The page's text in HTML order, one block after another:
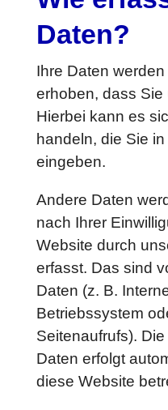
Daten?
Ihre Daten
erhoben, dass Sie
Hierbei kann es
handeln, die Sie
eingeben.
Andere Daten
nach Ihrer
Website durch
erfasst. Das sind
Daten (z. B.
Betriebssystem
Seitenaufrufs).
Daten erfolgt
diese Website